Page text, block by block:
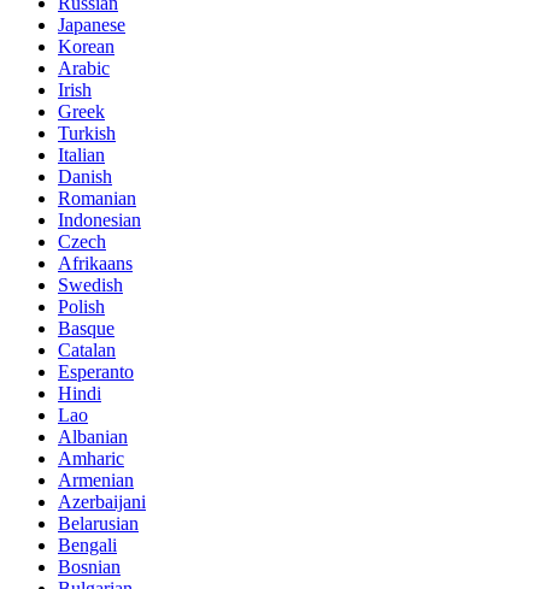
Japanese
Korean
Arabic
Irish
Greek
Turkish
Italian
Danish
Romanian
Indonesian
Czech
Afrikaans
Swedish
Polish
Basque
Catalan
Esperanto
Hindi
Lao
Albanian
Amharic
Armenian
Azerbaijani
Belarusian
Bengali
Bosnian